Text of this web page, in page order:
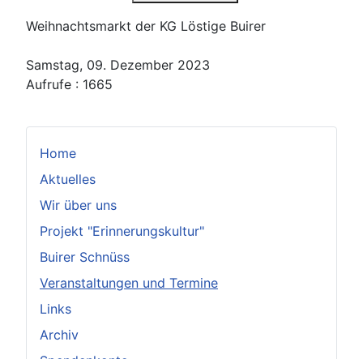
Home
Aktuelles
Wir über uns
Projekt "Erinnerungskultur"
Buirer Schnüss
Veranstaltungen und Termine
Links
Archiv
Weihnachtsmarkt der KG Löstige Buirer
Samstag, 09. Dezember 2023
Aufrufe : 1665